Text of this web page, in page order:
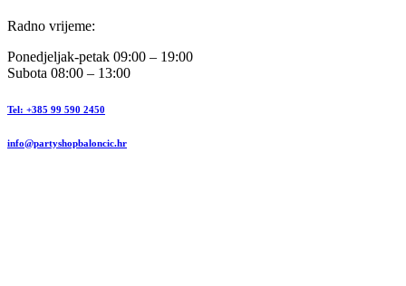
Radno vrijeme:
Ponedjeljak-petak 09:00 – 19:00
Subota 08:00 – 13:00
Tel: +385 99 590 2450
info@partyshopbaloncic.hr